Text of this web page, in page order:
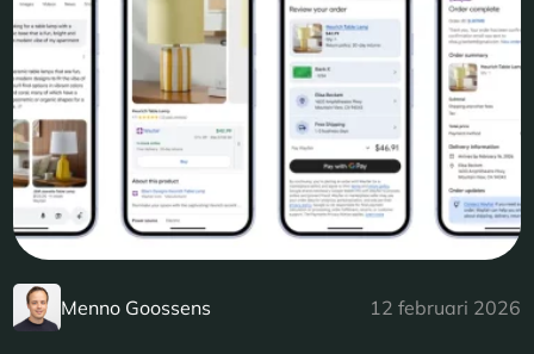
Menno Goossens 12 februari 2026